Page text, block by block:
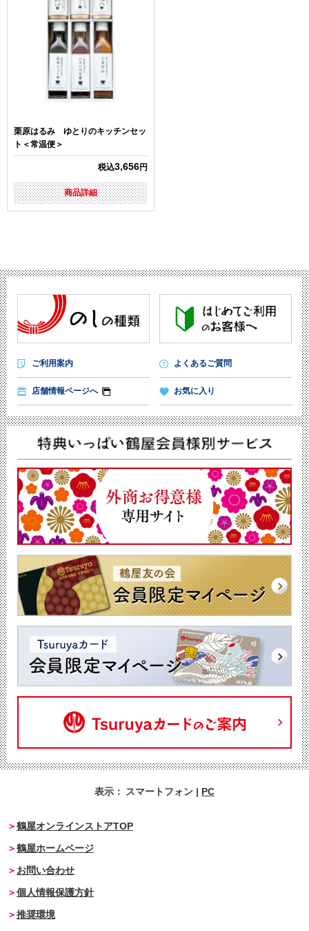
栗原はるみ ゆとりのキッチンセッ
ト＜常温便＞
税込3,656円
商品詳細
ご利用案内 よくあるご質問
店舗情報ページへ お気に入り
表示： スマートフォン | PC
鶴屋オンラインストアTOP
鶴屋ホームページ
お問い合わせ
個人情報保護方針
推奨環境